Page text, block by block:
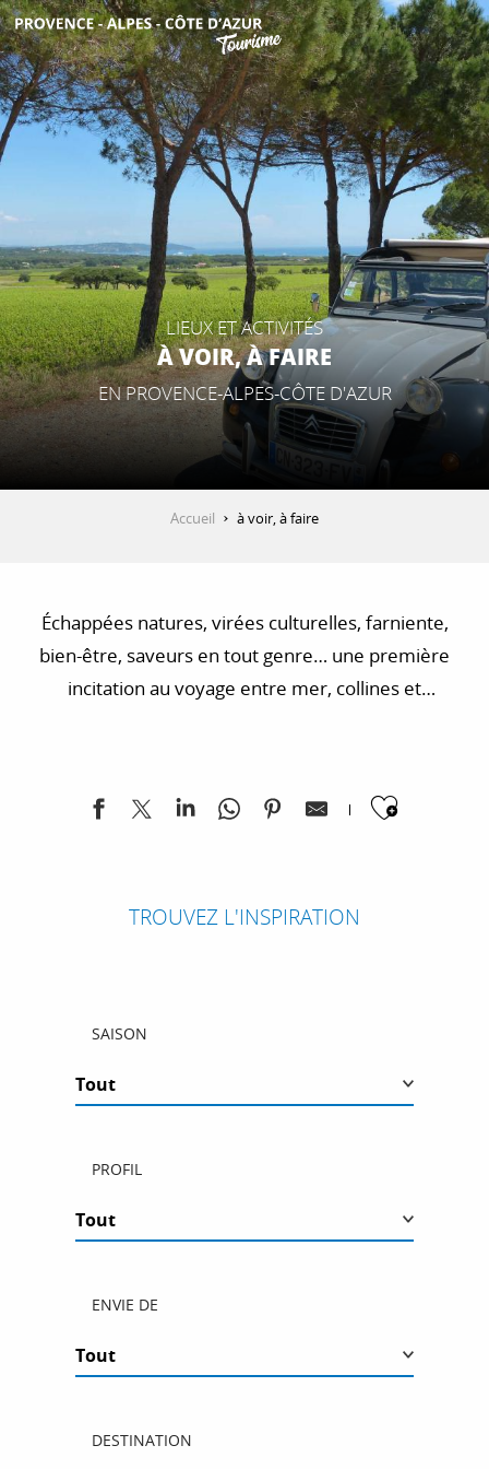
Aller
au
contenu
principal
DÉCOUVRIR
QUE FAIRE ?
SÉJOURNER
ESPACE PRO
LIEUX ET ACTIVITÉS
À VOIR, À FAIRE
EN PROVENCE-ALPES-CÔTE D'AZUR
Accueil à voir, à faire
Échappées natures, virées culturelles, farniente,
bien-être, saveurs en tout genre… une première
incitation au voyage entre mer, collines et
d’Azur, nous vous avons sélectionné des bons plans
TROUVEZ L'INSPIRATION
SAISON
PROFIL
ENVIE DE
DESTINATION